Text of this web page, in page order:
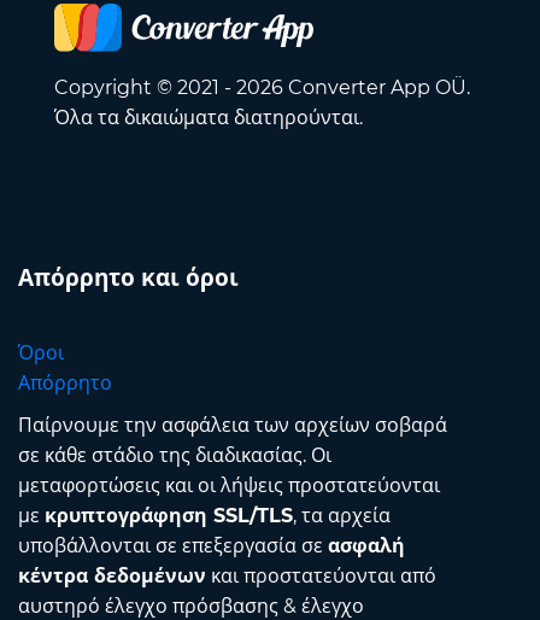
Copyright © 2021 - 2026 Converter App OÜ.
Όλα τα δικαιώματα διατηρούνται.
Απόρρητο και όροι
Όροι
Απόρρητο
Παίρνουμε την ασφάλεια των αρχείων σοβαρά
σε κάθε στάδιο της διαδικασίας. Οι
μεταφορτώσεις και οι λήψεις προστατεύονται
με κρυπτογράφηση SSL/TLS, τα αρχεία
υποβάλλονται σε επεξεργασία σε ασφαλή
κέντρα δεδομένων και προστατεύονται από
αυστηρό έλεγχο πρόσβασης & έλεγχο